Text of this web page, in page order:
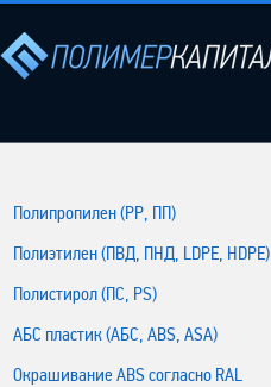
Полипропилен (РР, ПП)
Полиэтилен (ПВД, ПНД, LDPE, HDPE)
Полистирол (ПС, PS)
АБС пластик (АБС, ABS, ASA)
Окрашивание ABS согласно RAL